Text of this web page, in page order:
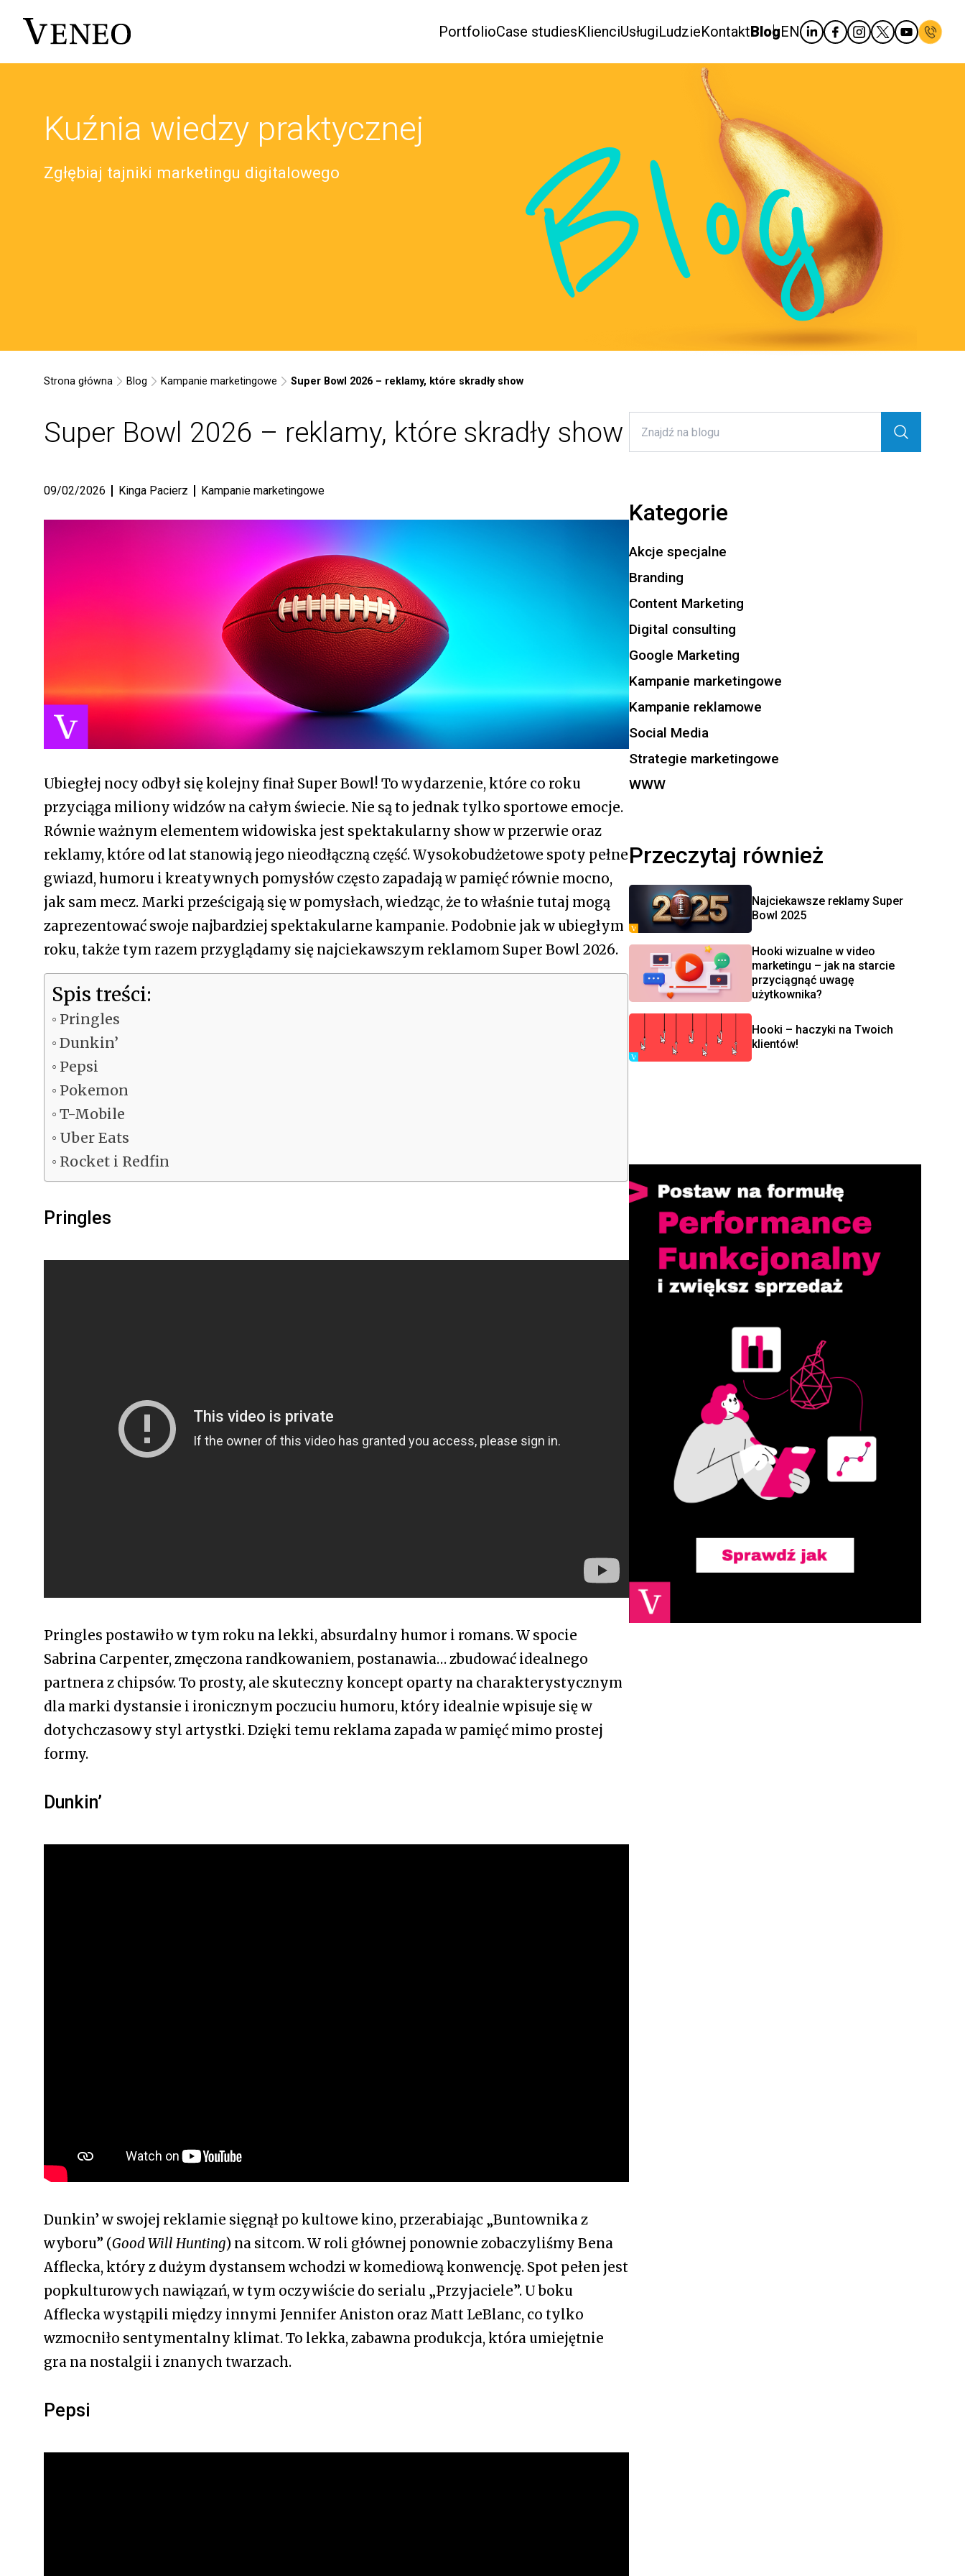
PortfolioCase studiesKlienciUsługiLudzieKontaktBlogEN
Kuźnia wiedzy praktycznej
Zgłębiaj tajniki marketingu digitalowego Blog
Strona główna Blog Kampanie marketingowe Super Bowl 2026 – reklamy, które skradły show
Super Bowl 2026 – reklamy, które skradły show
09/02/2026 Kinga Pacierz Kampanie marketingowe
Ubiegłej nocy odbył się kolejny finał Super Bowl! To wydarzenie, które co roku
przyciąga miliony widzów na całym świecie. Nie są to jednak tylko sportowe emocje.
Równie ważnym elementem widowiska jest spektakularny show w przerwie oraz
reklamy, które od lat stanowią jego nieodłączną część. Wysokobudżetowe spoty pełne
gwiazd, humoru i kreatywnych pomysłów często zapadają w pamięć równie mocno,
jak sam mecz. Marki prześcigają się w pomysłach, wiedząc, że to właśnie tutaj mogą
zaprezentować swoje najbardziej spektakularne kampanie. Podobnie jak w ubiegłym
roku, także tym razem przyglądamy się najciekawszym reklamom Super Bowl 2026.
Spis treści:
Pringles
Dunkin’
Pepsi
Pokemon
T-Mobile
Uber Eats
Rocket i Redfin
Pringles
Pringles postawiło w tym roku na lekki, absurdalny humor i romans. W spocie
Sabrina Carpenter, zmęczona randkowaniem, postanawia… zbudować idealnego
partnera z chipsów. To prosty, ale skuteczny koncept oparty na charakterystycznym
dla marki dystansie i ironicznym poczuciu humoru, który idealnie wpisuje się w
dotychczasowy styl artystki. Dzięki temu reklama zapada w pamięć mimo prostej
formy.
Dunkin’
Dunkin’ w swojej reklamie sięgnął po kultowe kino, przerabiając „Buntownika z
wyboru” (Good Will Hunting) na sitcom. W roli głównej ponownie zobaczyliśmy Bena
Afflecka, który z dużym dystansem wchodzi w komediową konwencję. Spot pełen jest
popkulturowych nawiązań, w tym oczywiście do serialu „Przyjaciele”. U boku
Afflecka wystąpili między innymi Jennifer Aniston oraz Matt LeBlanc, co tylko
wzmocniło sentymentalny klimat. To lekka, zabawna produkcja, która umiejętnie
gra na nostalgii i znanych twarzach.
Pepsi
Kategorie
Akcje specjalne
Branding
Content Marketing
Digital consulting
Google Marketing
Kampanie marketingowe
Kampanie reklamowe
Social Media
Strategie marketingowe
WWW
Przeczytaj również
Najciekawsze reklamy Super
Bowl 2025
Hooki wizualne w video
marketingu – jak na starcie
przyciągnąć uwagę
użytkownika?
Hooki – haczyki na Twoich
klientów!